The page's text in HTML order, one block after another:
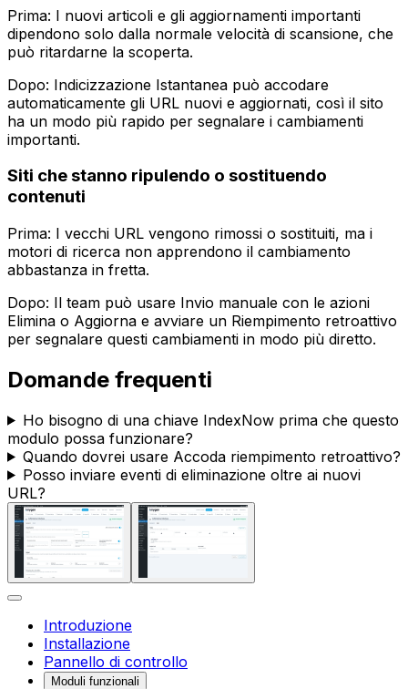
Prima: I nuovi articoli e gli aggiornamenti importanti
dipendono solo dalla normale velocità di scansione, che
può ritardarne la scoperta.
Dopo: Indicizzazione Istantanea può accodare
automaticamente gli URL nuovi e aggiornati, così il sito
ha un modo più rapido per segnalare i cambiamenti
importanti.
Siti che stanno ripulendo o sostituendo
contenuti
Prima: I vecchi URL vengono rimossi o sostituiti, ma i
motori di ricerca non apprendono il cambiamento
abbastanza in fretta.
Dopo: Il team può usare Invio manuale con le azioni
Elimina o Aggiorna e avviare un Riempimento retroattivo
per segnalare questi cambiamenti in modo più diretto.
Domande frequenti
Ho bisogno di una chiave IndexNow prima che questo
modulo possa funzionare?
Quando dovrei usare Accoda riempimento retroattivo?
Posso inviare eventi di eliminazione oltre ai nuovi
URL?
Introduzione
Installazione
Pannello di controllo
Moduli funzionali